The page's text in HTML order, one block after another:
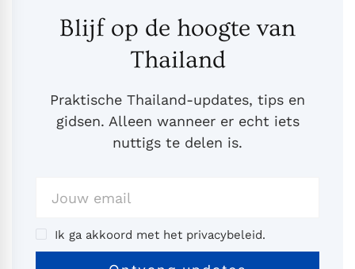
Blijf op de hoogte van
Thailand
Praktische Thailand-updates, tips en
gidsen. Alleen wanneer er echt iets
nuttigs te delen is.
Ik ga akkoord met het privacybeleid.